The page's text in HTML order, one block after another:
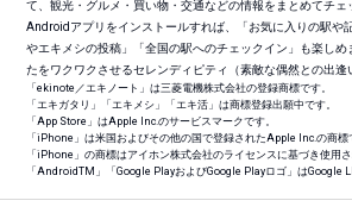
て、観光・グルメ・買い物・交通などの情報をまとめてチ
Androidアプリをインストールすれば、「お気に入りの駅や
やエキメシの投稿」「全国の駅へのチェックイン」も楽しめ
たをワクワクさせるセレンディピティ（素敵な偶然との出逢
「ekinote／エキノート」は三菱電機株式会社の登録商標です。
「エキガタリ」「エキメシ」「エキ活」は商標登録出願中です。
「App Store」はApple Inc.のサービスマークです。
「iPhone」は米国およびその他の国で登録されたApple Inc.の商標
「iPhone」の商標はアイホン株式会社のライセンスに基づき使用さ
「AndroidTM 」「Google PlayおよびGoogle Playロゴ」はGoogle